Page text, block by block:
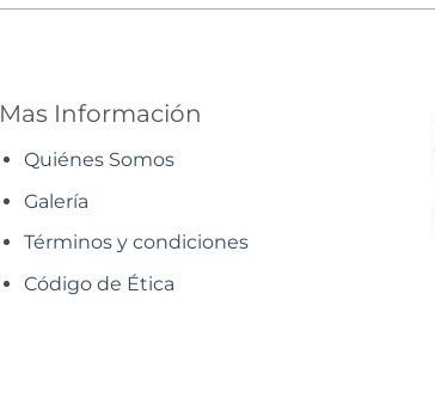
Mas Información
Quiénes Somos
Galería
Términos y condiciones
Código de Ética